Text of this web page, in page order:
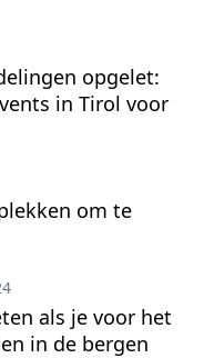
opgelet:
in Tirol voor
om te
als je voor het
in de bergen